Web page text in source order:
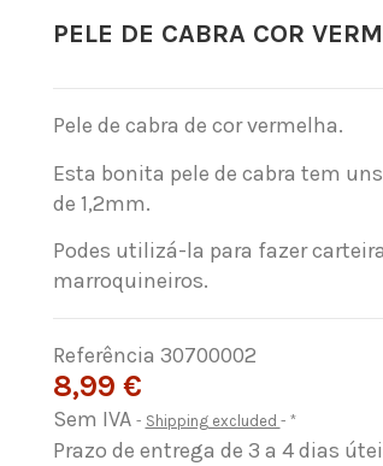
PELE DE CABRA COR
Pele de cabra de cor vermelha.
Esta bonita pele de cabra tem
de 1,2mm.
Podes utilizá-la para fazer
marroquineiros.
Referência 30700002
8,99 €
Sem IVA Shipping excluded *
Prazo de entrega de 3 a 4 dias